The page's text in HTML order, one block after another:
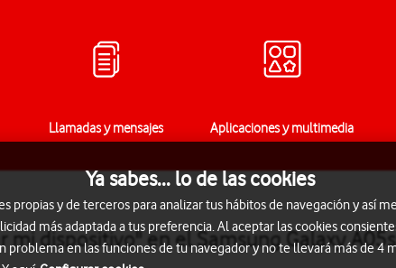
Llamadas y mensajes Aplicaciones y multimedia
dispositivo" en el Samsung Galaxy
Ya sabes... lo de las cookies
propias y de terceros para analizar tus hábitos de navegación y así
más adaptada a tus preferencia. Al aceptar las cookies
problema en las funciones de tu navegador y no te llevará más de 4